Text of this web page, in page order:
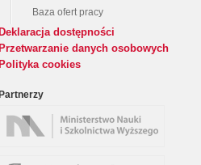
Baza ofert pracy
Deklaracja dostępności
Przetwarzanie danych osobowych
Polityka cookies
Partnerzy